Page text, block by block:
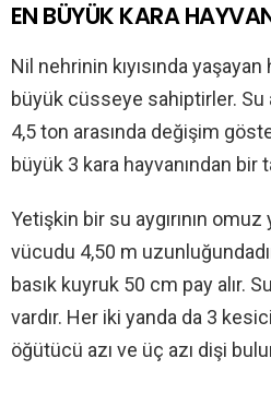
EN BÜYÜK KARA
Nil nehrinin kıyısında
büyük cüsseye sahiptirler. Su
4,5 ton arasında değişim
büyük 3 kara hayvanından bir
Yetişkin bir su aygırının
vücudu 4,50 m
basık kuyruk 50 cm pay alır.
vardır. Her iki yanda da 3
öğütücü azı ve üç azı dişi